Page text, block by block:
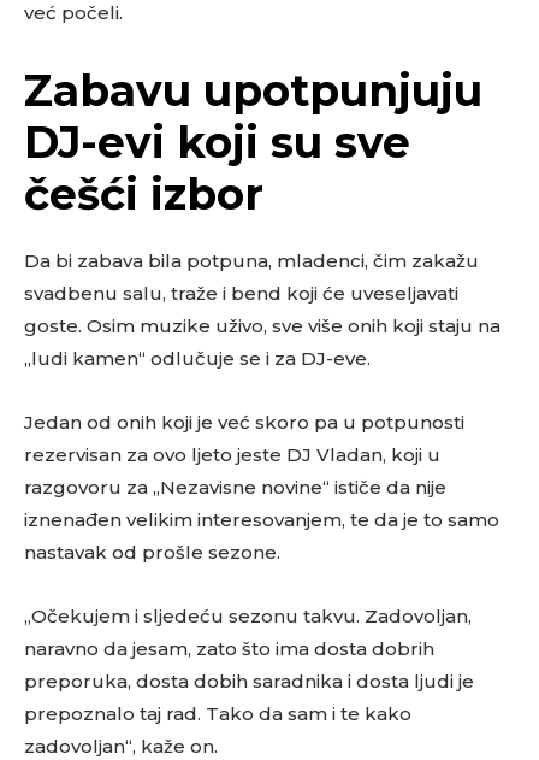
već počeli.
Zabavu upotpunjuju
DJ-evi koji su sve
češći izbor
Da bi zabava bila potpuna, mladenci, čim zakažu
svadbenu salu, traže i bend koji će uveseljavati
goste. Osim muzike uživo, sve više onih koji staju na
„ludi kamen“ odlučuje se i za DJ-eve.
Jedan od onih koji je već skoro pa u potpunosti
rezervisan za ovo ljeto jeste DJ Vladan, koji u
razgovoru za „Nezavisne novine“ ističe da nije
iznenađen velikim interesovanjem, te da je to samo
nastavak od prošle sezone.
„Očekujem i sljedeću sezonu takvu. Zadovoljan,
naravno da jesam, zato što ima dosta dobrih
preporuka, dosta dobih saradnika i dosta ljudi je
prepoznalo taj rad. Tako da sam i te kako
zadovoljan“, kaže on.